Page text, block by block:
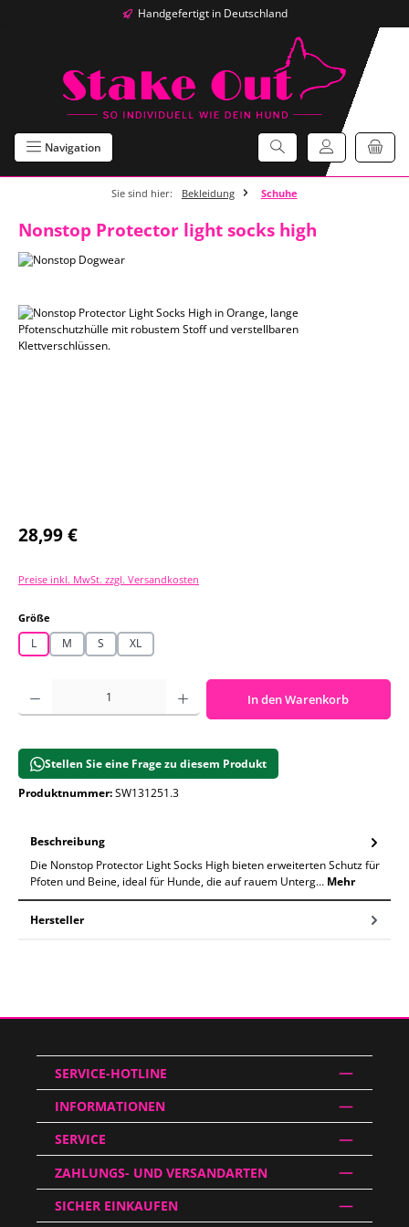
Zum Hauptinhalt springenHandgefertigt in Deutschland
Navigation
Sie sind hier: Bekleidung Schuhe
Nonstop Protector light socks high
Bildergalerie überspringen
Regulärer Preis:
28,99 €
Preise inkl. MwSt. zzgl. Versandkosten
Größe
L M S XL
Produkt Anzahl: Gib den gewünschten Wert ein oder benutze die
In den Warenkorb
Stellen Sie eine Frage zu diesem Produkt
Produktnummer:SW131251.3
Beschreibung
Die Nonstop Protector Light Socks High bieten erweiterten Schutz für
Pfoten und Beine, ideal für Hunde, die auf rauem Unterg… Mehr
Hersteller
SERVICE-HOTLINE
INFORMATIONEN
SERVICE
ZAHLUNGS- UND VERSANDARTEN
SICHER EINKAUFEN